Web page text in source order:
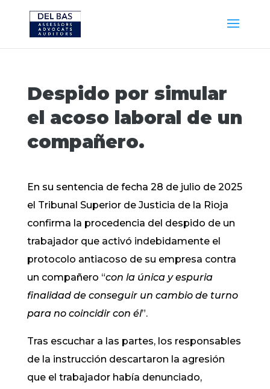
Despido por simular
el acoso laboral de un
compañero.
En su sentencia de fecha 28 de julio de 2025
el Tribunal Superior de Justicia de la Rioja
confirma la procedencia del despido de un
trabajador que activó indebidamente el
protocolo antiacoso de su empresa contra
un compañero “con la única y espuria
finalidad de conseguir un cambio de turno
para no coincidir con él”.
Tras escuchar a las partes, los responsables
de la instrucción descartaron la agresión
que el trabajador había denunciado,